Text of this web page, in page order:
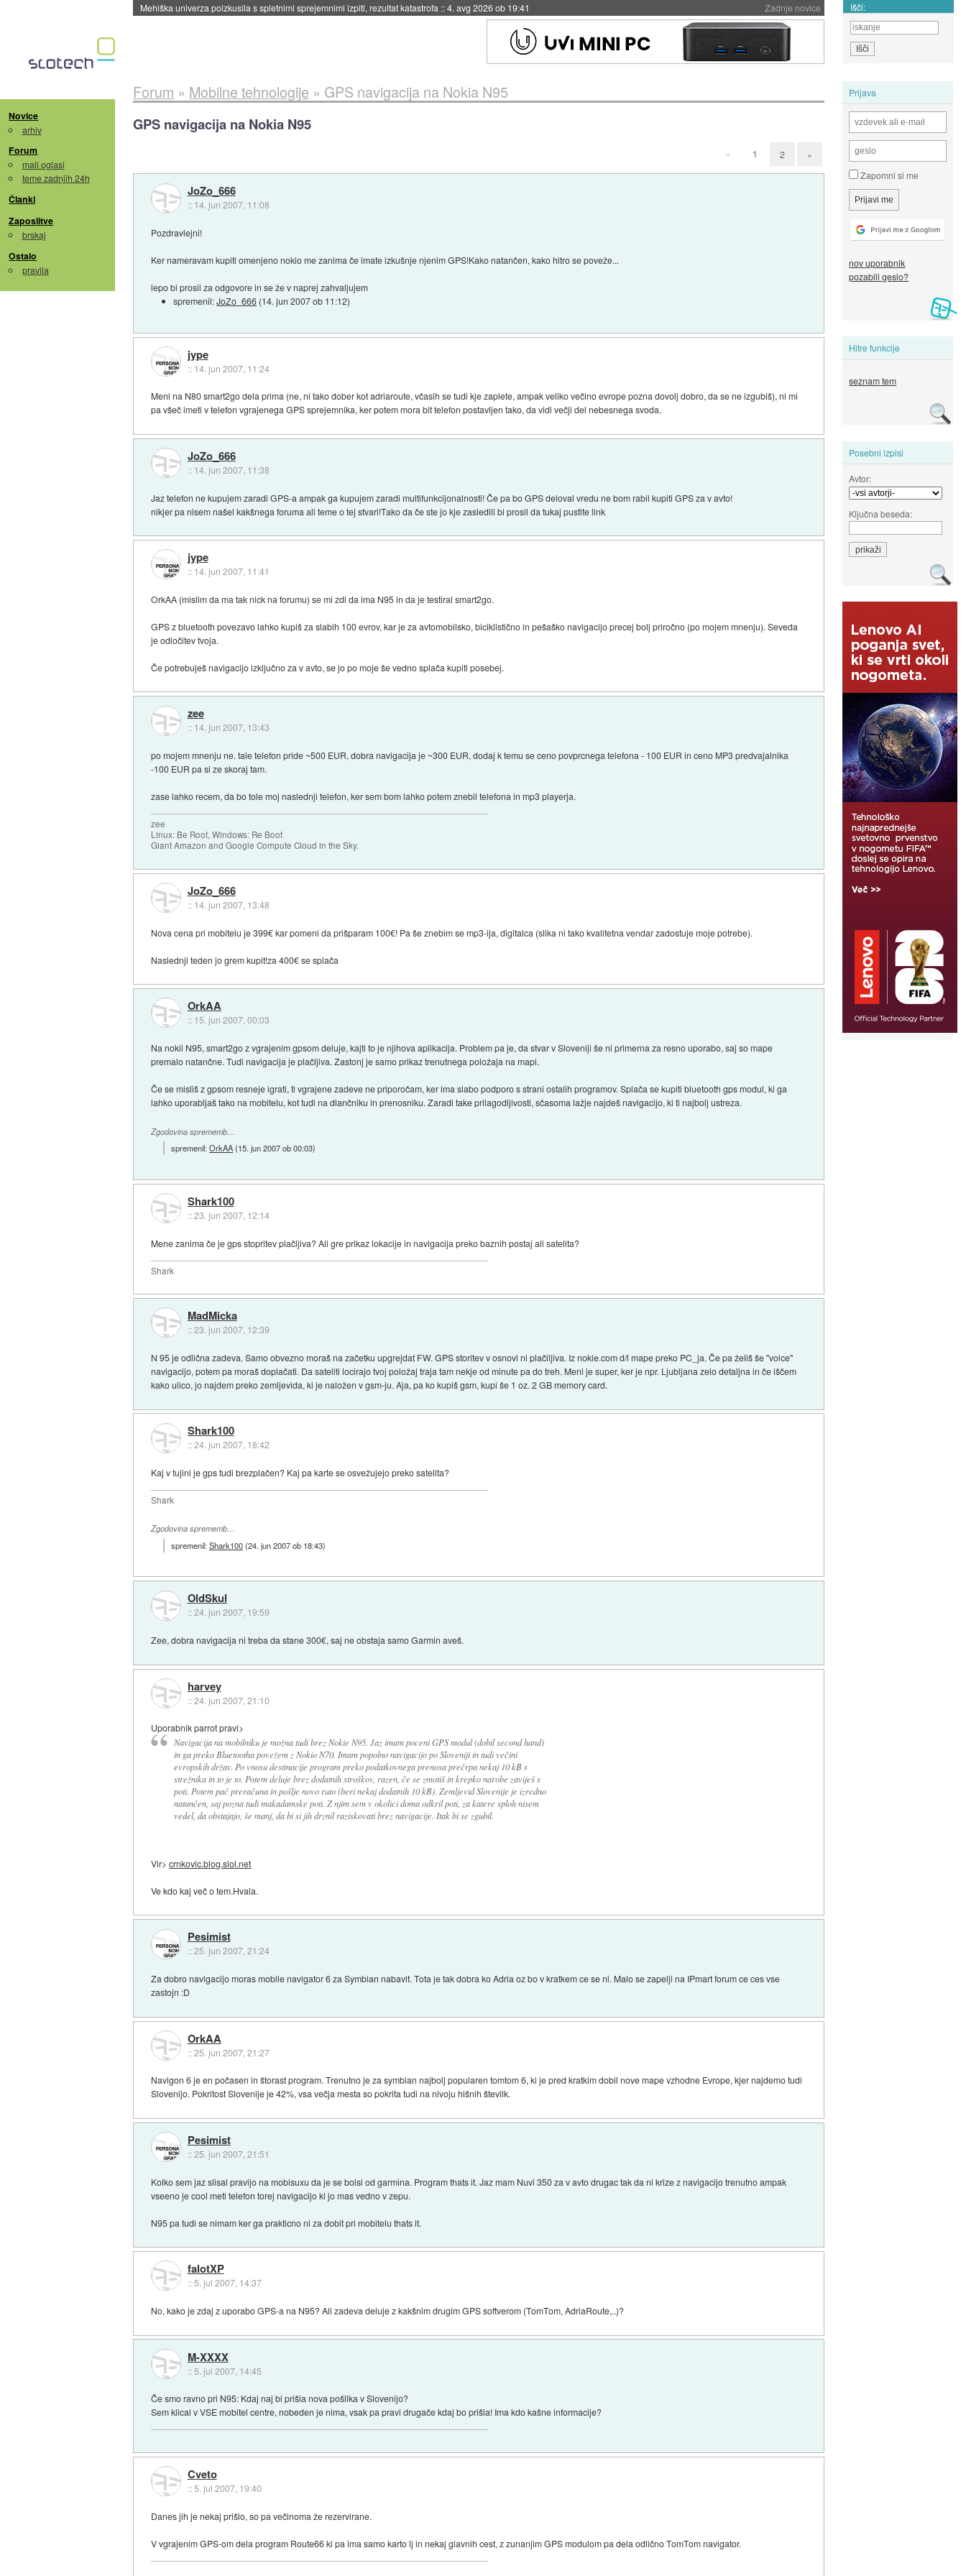
Zadnje novice
Evropska vesoljska agencija razvija svojo raketo za večkratno uporabo::4. avg 2026 ob 19:41 Išči:
Novice
arhiv
Forum
mali oglasi
teme zadnjih 24h
Članki
Zaposlitve
brskaj
Ostalo
pravila
Prijava
Zapomni si me
nov uporabnik
pozabili geslo?
Hitre funkcije
seznam tem
Posebni izpisi
Avtor:
Ključna beseda:
Forum » Mobilne tehnologije » GPS navigacija na Nokia N95
GPS navigacija na Nokia N95
« 1 2 »
JoZo_666
:: 14. jun 2007, 11:08
Pozdravlejni!
Ker nameravam kupiti omenjeno nokio me zanima če imate izkušnje njenim GPS!Kako natančen, kako hitro se poveže...
lepo bi prosil za odgovore in se že v naprej zahvaljujem
spremenil:JoZo_666 (14. jun 2007 ob 11:12)
jype
:: 14. jun 2007, 11:24
Meni na N80 smart2go dela prima (ne, ni tako dober kot adriaroute, včasih se tudi kje zaplete, ampak veliko večino evrope pozna dovolj dobro, da se ne izgubiš), ni mi
pa všeč imeti v telefon vgrajenega GPS sprejemnika, ker potem mora bit telefon postavljen tako, da vidi večji del nebesnega svoda.
JoZo_666
:: 14. jun 2007, 11:38
Jaz telefon ne kupujem zaradi GPS-a ampak ga kupujem zaradi multifunkcijonalnosti! Če pa bo GPS deloval vredu ne bom rabil kupiti GPS za v avto!
nikjer pa nisem našel kakšnega foruma ali teme o tej stvari!Tako da če ste jo kje zasledili bi prosil da tukaj pustite link
jype
:: 14. jun 2007, 11:41
OrkAA (mislim da ma tak nick na forumu) se mi zdi da ima N95 in da je testiral smart2go.
GPS z bluetooth povezavo lahko kupiš za slabih 100 evrov, kar je za avtomobilsko, biciklistično in pešaško navigacijo precej bolj priročno (po mojem mnenju). Seveda
je odločitev tvoja.
Če potrebuješ navigacijo izključno za v avto, se jo po moje še vedno splača kupiti posebej.
zee
:: 14. jun 2007, 13:43
po mojem mnenju ne. tale telefon pride ~500 EUR, dobra navigacija je ~300 EUR, dodaj k temu se ceno povprcnega telefona - 100 EUR in ceno MP3 predvajalnika
-100 EUR pa si ze skoraj tam.
zase lahko recem, da bo tole moj naslednji telefon, ker sem bom lahko potem znebil telefona in mp3 playerja.
zee
Linux: Be Root, Windows: Re Boot
Giant Amazon and Google Compute Cloud in the Sky.
JoZo_666
:: 14. jun 2007, 13:48
Nova cena pri mobitelu je 399€ kar pomeni da prišparam 100€! Pa še znebim se mp3-ija, digitalca (slika ni tako kvalitetna vendar zadostuje moje potrebe).
Naslednji teden jo grem kupit!za 400€ se splača
OrkAA
:: 15. jun 2007, 00:03
Na nokii N95, smart2go z vgrajenim gpsom deluje, kajti to je njihova aplikacija. Problem pa je, da stvar v Sloveniji še ni primerna za resno uporabo, saj so mape
premalo natančne. Tudi navigacija je plačljiva. Zastonj je samo prikaz trenutnega položaja na mapi.
Če se misliš z gpsom resneje igrati, ti vgrajene zadeve ne priporočam, ker ima slabo podporo s strani ostalih programov. Splača se kupiti bluetooth gps modul, ki ga
lahko uporabljaš tako na mobitelu, kot tudi na dlančniku in prenosniku. Zaradi take prilagodljivosti, sčasoma lažje najdeš navigacijo, ki ti najbolj ustreza.
Zgodovina sprememb…
spremenil:OrkAA(15. jun 2007 ob 00:03)
Shark100
::23. jun 2007, 12:14
Mene zanima če je gps stopritev plačljiva? Ali gre prikaz lokacije in navigacija preko baznih postaj ali satelita?
Shark
MadMicka
::23. jun 2007, 12:39
N 95 je odlična zadeva. Samo obvezno moraš na začetku upgrejdat FW. GPS storitev v osnovi ni plačiljiva. Iz nokie.com d/l mape preko PC_ja. Če pa želiš še "voice"
navigacijo, potem pa moraš doplačati. Da sateliti locirajo tvoj položaj traja tam nekje od minute pa do treh. Meni je super, ker je npr. Ljubljana zelo detaljna in če iščem
kako ulico, jo najdem preko zemljevida, ki je naložen v gsm-ju. Aja, pa ko kupiš gsm, kupi še 1 oz. 2 GB memory card.
Shark100
::24. jun 2007, 18:42
Kaj v tujini je gps tudi brezplačen? Kaj pa karte se osvežujejo preko satelita?
Shark
Zgodovina sprememb…
spremenil:Shark100(24. jun 2007 ob 18:43)
OldSkul
::24. jun 2007, 19:59
Zee, dobra navigacija ni treba da stane 300€, saj ne obstaja samo Garmin aveš.
harvey
::24. jun 2007, 21:10
Uporabnik parrot pravi>
Navigacija na mobilniku je možna tudi brez Nokie N95. Jaz imam poceni GPS modul (dobil second hand)
in ga preko Bluetootha povežem z Nokio N70. Imam popolno navigacijo po Sloveniji in tudi večini
evropskih držav. Po vnosu destinacije program preko podatkovnega prenosa prečrpa nekaj 10 kB s
strežnika in to je to. Potem deluje brez dodatnih stroškov, razen, če se zmotiš in krepko narobe zaviješ s
poti. Potem pač preračuna in pošlje novo ruto (beri nekaj dodatnih 10 kB). Zemljevid Slovenije je izredno
natančen, saj pozna tudi makadamske poti. Z njim sem v okolici doma odkril poti, za katere sploh nisem
vedel, da obstajajo, še manj, da bi si jih drznil raziskovati brez navigacije. Itak bi se zgubil.
Vir>crnkovic.blog.siol.net
Ve kdo kaj več o tem.Hvala.
Pesimist
::25. jun 2007, 21:24
Za dobro navigacijo moras mobile navigator 6 za Symbian nabavit. Tota je tak dobra ko Adria oz bo v kratkem ce se ni. Malo se zapelji na IPmart forum ce ces vse
zastojn :D
OrkAA
::25. jun 2007, 21:27
Navigon 6 je en počasen in štorast program. Trenutno je za symbian najbolj popularen tomtom 6, ki je pred kratkim dobil nove mape vzhodne Evrope, kjer najdemo tudi
Slovenijo. Pokritost Slovenije je 42%, vsa večja mesta so pokrita tudi na nivoju hišnih številk.
Pesimist
::25. jun 2007, 21:51
Kolko sem jaz slisal pravijo na mobisuxu da je se bolsi od garmina. Program thats it. Jaz mam Nuvi 350 za v avto drugac tak da ni krize z navigacijo trenutno ampak
vseeno je cool meti telefon torej navigacijo ki jo mas vedno v zepu.
N95 pa tudi se nimam ker ga prakticno ni za dobit pri mobitelu thats it.
falotXP
::5. jul 2007, 14:37
No, kako je zdaj z uporabo GPS-a na N95? Ali zadeva deluje z kakšnim drugim GPS softverom (TomTom, AdriaRoute,..)?
M-XXXX
:: 5. jul 2007, 14:45
Če smo ravno pri N95: Kdaj naj bi prišla nova pošilka v Slovenijo?
Sem klical v VSE mobitel centre, nobeden je nima, vsak pa pravi drugače kdaj bo prišla! Ima kdo kašne informacije?
Cveto
::5. jul 2007, 19:40
Danes jih je nekaj prišlo, so pa večinoma že rezervirane.
V vgrajenim GPS-om dela program Route66 ki pa ima samo karto lj in nekaj glavnih cest, z zunanjim GPS modulom pa dela odlično TomTom navigator.